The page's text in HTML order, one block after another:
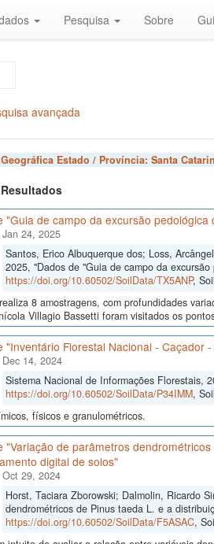
Pesquisa Sobre
avançada
Estado / Província: Santa
"Guia de campo da excursão
Jan 24, 2025
Santos, Erico Albuquerque dos; Loss,
2025, "Dados de "Guia de campo da
https://doi.org/10.60502/SoilData/TX5ANP,
8 amostragens, com profundidades
Villagio Bassetti foram visitados os
"Inventário Florestal Nacional - Caçador -
Dec 14, 2024
Sistema Nacional de Informações Florestais,
https://doi.org/10.60502/SoilData/P34IMM,
físicos e granulométricos.
"Variação de parâmetros
digital de solos"
Oct 29, 2024
Horst, Taciara Zborowski; Dalmolin, Ricardo
dendrométricos de Pinus taeda L. e a
https://doi.org/10.60502/SoilData/F5ASAC,